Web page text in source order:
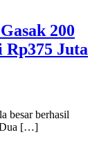
200
Juta
besar berhasil
Dua […]